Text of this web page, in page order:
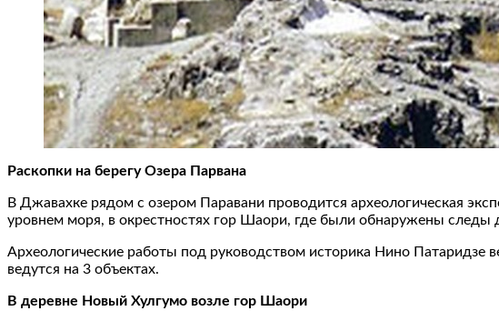
Раскопки на берегу Озера Парвана
В Джавахке рядом с озером Паравани проводится археологическая
уровнем моря, в окрестностях гор Шаори, где были обнаружены следы
Археологические работы под руководством историка Нино Патаридзе
ведутся на 3 объектах.
В деревне Новый Хулгумо возле гор Шаори